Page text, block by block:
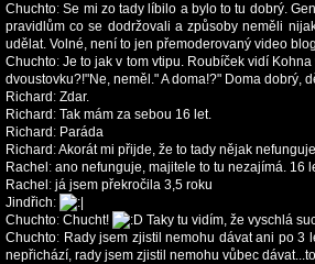
Chuchto:Se mi zo tady líbilo a bylo to tu dobrý.
pravidlům co se dodržovali a způsoby neměli
udělat. Volné, není to jen přemoderovaný video
Chuchto:Je to jak v tom vtipu. Roubíček vidí
dvoustovku?!"Ne, neměl." A doma!?" Doma dobrý,
Richard : Zdar.
Richard : Tak mám za sebou 16 let.
Richard : Paráda
Richard :Akorát mi přijde, že to tady nějak
Rachel : ano nefunguje, majitele to tu nezajímá. 16
Rachel : já jsem překročila 3,5 roku
Jindřich:
Chuchto: Chucht!
Taky tu vidím, že vyschlá
Chuchto: Rady jsem zjistil nemohu dávat ani po 3
nepřichází, rady jsem zjistil nemohu vůbec